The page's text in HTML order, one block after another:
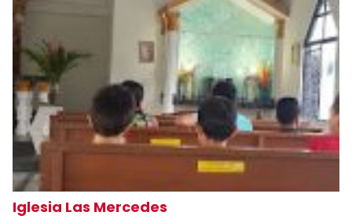
Iglesia Las Mercedes